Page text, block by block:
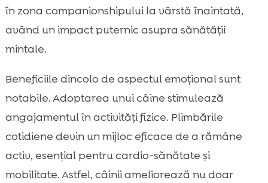
în zona companionshipului la vârstă înaintată,
având un impact puternic asupra sănătății
mintale.
Beneficiile dincolo de aspectul emoțional sunt
notabile. Adoptarea unui câine stimulează
angajamentul în activități fizice. Plimbările
cotidiene devin un mijloc eficace de a rămâne
activ, esențial pentru cardio-sănătate și
mobilitate. Astfel, câinii ameliorează nu doar